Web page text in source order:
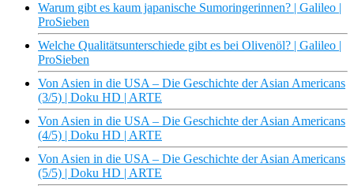
Warum gibt es kaum japanische Sumoringerinnen? | Galileo |
ProSieben
Welche Qualitätsunterschiede gibt es bei Olivenöl? | Galileo |
ProSieben
Von Asien in die USA – Die Geschichte der Asian Americans
(3/5) | Doku HD | ARTE
Von Asien in die USA – Die Geschichte der Asian Americans
(4/5) | Doku HD | ARTE
Von Asien in die USA – Die Geschichte der Asian Americans
(5/5) | Doku HD | ARTE